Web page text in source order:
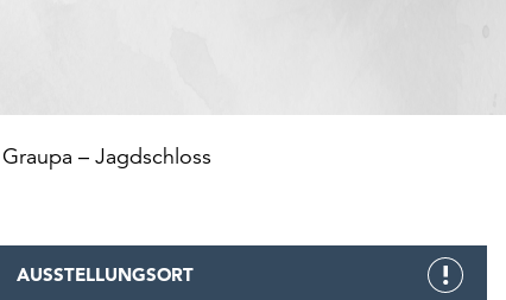
– Jagdschloss
AUSSTELLUNGSORT